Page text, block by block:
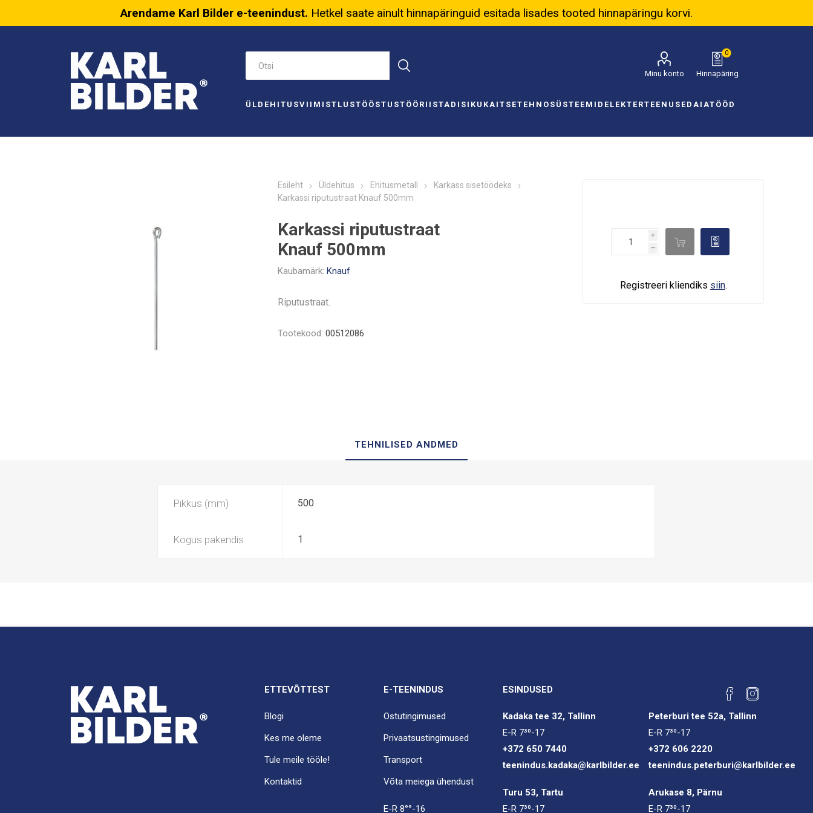
Arendame Karl Bilder e-teenindust. Hetkel saate ainult hinnapäringuid esitada lisades tooted hinnapäringu korvi.
Minu konto Hinnapäring
0
ÜLDEHITUSVIIMISTLUSTÖÖSTUSTÖÖRIISTAD ISIKUKAITSETEHNOSÜSTEEMID ELEKTERTEENUSEDAIATÖÖD
Esileht Üldehitus Ehitusmetall
Karkass sisetöödeks
Karkassi riputustraat Knauf 500mm
Karkassi riputustraat
Knauf 500mm
Kaubamärk: Knauf
Riputustraat.
Tootekood: 00512086
i
h
d 
Registreeri kliendiks siin.
TEHNILISED ANDMED
Pikkus (mm) 500
Kogus pakendis 1
ETTEVÕTTEST
Blogi
Kes me oleme
Tule meile tööle!
Kontaktid
E-TEENINDUS
Ostutingimused
Privaatsustingimused
Transport
Võta meiega ühendust
E-R 8°°-16
ESINDUSED
Kadaka tee 32, Tallinn
E-R 7³⁰-17
+372 650 7440
teenindus.kadaka@karlbilder.ee
Peterburi tee 52a, Tallinn
E-R 7³⁰-17
+372 606 2220
teenindus.peterburi@karlbilder.ee
Turu 53, Tartu
E-R 7³⁰-17
Arukase 8, Pärnu
E-R 7³⁰-17